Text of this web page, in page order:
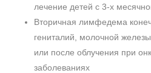
лечение детей с 3-х
Вторичная лимфедема
гениталий, молочной
или после облучения при
заболеваниях